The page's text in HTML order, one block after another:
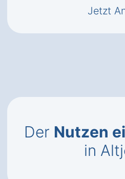
Jetzt
Der Nutzen
in